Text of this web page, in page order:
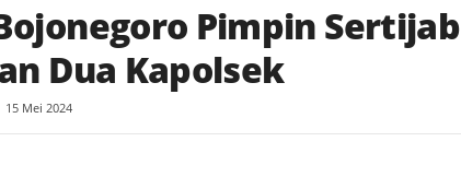
Pimpin Sertijab
Dua Kapolsek
15 Mei 2024